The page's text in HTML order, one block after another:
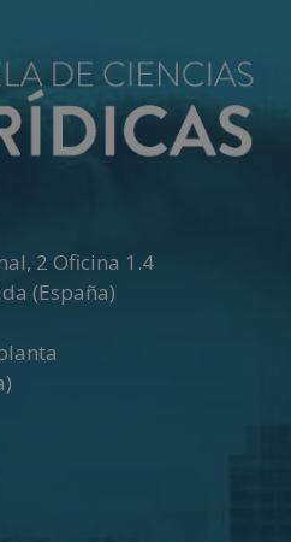
2 Oficina 1.4
(España)